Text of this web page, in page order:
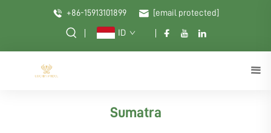
+86-15913101899 [email protected]
ID
Sumatra